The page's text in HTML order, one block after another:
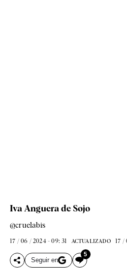
Iva Anguera de Sojo
@cruelabis
17 / 06 / 2024 - 09: 31 ACTUALIZADO 17 /
Seguir en
5